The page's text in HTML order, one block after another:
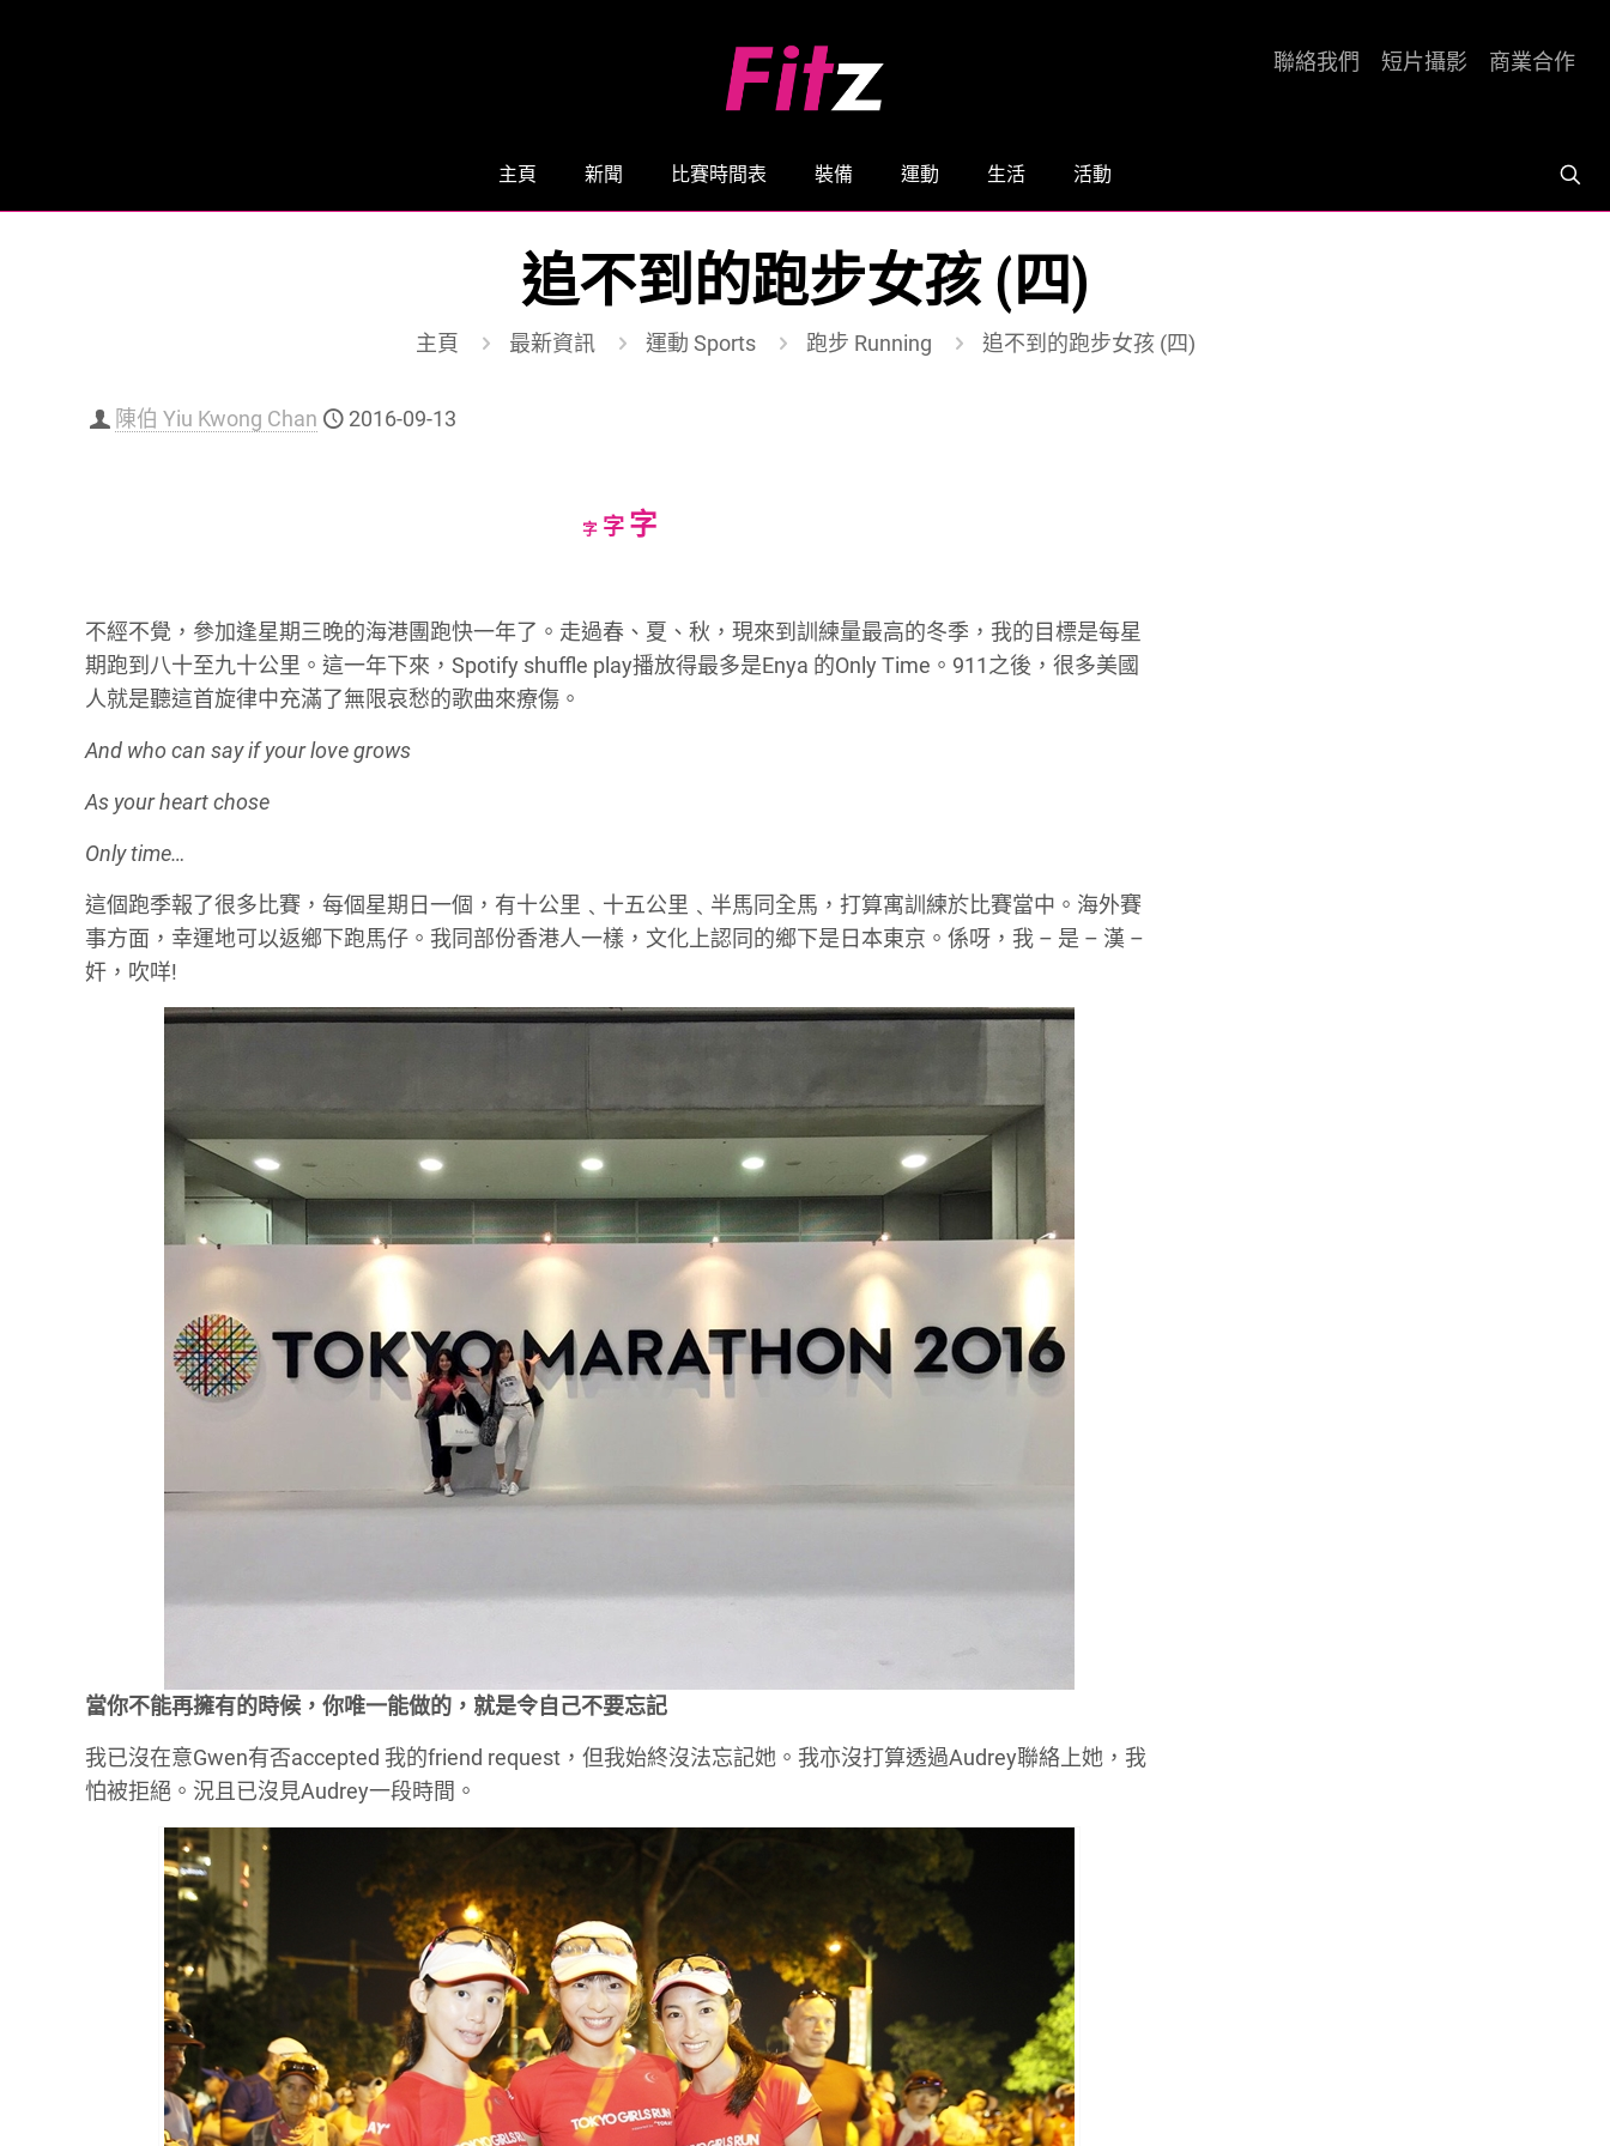
主頁 新聞 比賽時間表 裝備 運動 生活 活動
聯絡我們 短片攝影 商業合作
追不到的跑步女孩 (四)
主頁 最新資訊 運動 Sports 跑步 Running 追不到的跑步女孩 (四)
陳伯 Yiu Kwong Chan 2016-09-13
字Decrease
字Reset
字Increase
不經不覺，參加逢星期三晚的海港團跑快一年了。走過春、夏、秋，現來到訓練量最高的冬季，我的目標是每星
期跑到八十至九十公里。這一年下來，Spotify shuffle play播放得最多是Enya 的Only Time。911之後，很多美國
人就是聽這首旋律中充滿了無限哀愁的歌曲來療傷。
And who can say if your love grows
As your heart chose
Only time…
這個跑季報了很多比賽，每個星期日一個，有十公里﹑十五公里﹑半馬同全馬，打算寓訓練於比賽當中。海外賽
事方面，幸運地可以返鄉下跑馬仔。我同部份香港人一樣，文化上認同的鄉下是日本東京。係呀，我 – 是 – 漢 –
奸，吹咩!
當你不能再擁有的時候，你唯一能做的，就是令自己不要忘記
我已沒在意Gwen有否accepted 我的friend request，但我始終沒法忘記她。我亦沒打算透過Audrey聯絡上她，我
怕被拒絕。況且已沒見Audrey一段時間。